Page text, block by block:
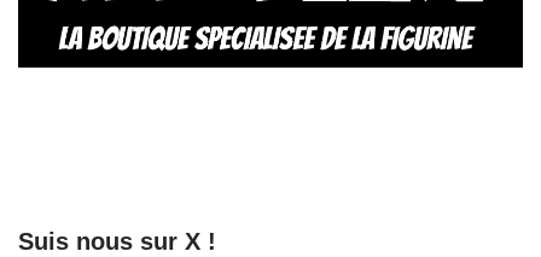
Suis nous sur X !